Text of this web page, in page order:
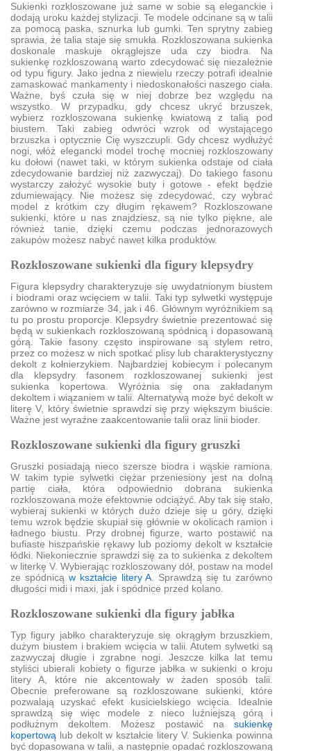
Sukienki rozkloszowane już same w sobie są eleganckie i
dodają uroku każdej stylizacji. Te modele odcinane są w talii
za pomocą paska, sznurka lub gumki. Ten sprytny zabieg
sprawia, że talia staje się smukła. Rozkloszowana sukienka
doskonale maskuje okrąglejsze uda czy biodra. Na
sukienkę rozkloszowaną warto zdecydować się niezależnie
od typu figury. Jako jedna z niewielu rzeczy potrafi idealnie
zamaskować mankamenty i niedoskonałości naszego ciała.
Ważne, byś czuła się w niej dobrze bez względu na
wszystko. W przypadku, gdy chcesz ukryć brzuszek,
wybierz rozkloszowana sukienkę kwiatową z talią pod
biustem. Taki zabieg odwróci wzrok od wystającego
brzuszka i optycznie Cię wyszczupli. Gdy chcesz wydłużyć
nogi, włóż elegancki model trochę mocniej rozkloszowany
ku dołowi (nawet taki, w którym sukienka odstaje od ciała
zdecydowanie bardziej niż zazwyczaj). Do takiego fasonu
wystarczy założyć wysokie buty i gotowe - efekt będzie
zdumiewający. Nie możesz się zdecydować, czy wybrać
model z krótkim czy długim rękawem? Rozkloszowane
sukienki, które u nas znajdziesz, są nie tylko piękne, ale
również tanie, dzięki czemu podczas jednorazowych
zakupów możesz nabyć nawet kilka produktów.
Rozkloszowane sukienki dla figury klepsydry
Figura klepsydry charakteryzuje się uwydatnionym biustem
i biodrami oraz wcięciem w talii. Taki typ sylwetki występuje
zarówno w rozmiarze 34, jak i 46. Głównym wyróżnikiem są
tu po prostu proporcje. Klepsydry świetnie prezentować się
będą w sukienkach rozkloszowaną spódnicą i dopasowaną
górą. Takie fasony często inspirowane są stylem retro,
przez co możesz w nich spotkać plisy lub charakterystyczny
dekolt z kołnierzykiem. Najbardziej kobiecym i polecanym
dla klepsydry fasonem rozkloszowanej sukienki jest
sukienka kopertowa. Wyróżnia się ona zakładanym
dekoltem i wiązaniem w talii. Alternatywą może być dekolt w
literę V, który świetnie sprawdzi się przy większym biuście.
Ważne jest wyraźne zaakcentowanie talii oraz linii bioder.
Rozkloszowane sukienki dla figury gruszki
Gruszki posiadają nieco szersze biodra i wąskie ramiona.
W takim typie sylwetki ciężar przeniesiony jest na dolną
partię ciała, która odpowiednio dobrana sukienka
rozkloszowana może efektownie odciążyć. Aby tak się stało,
wybieraj sukienki w których dużo dzieje się u góry, dzięki
temu wzrok będzie skupiał się głównie w okolicach ramion i
ładnego biustu. Przy drobnej figurze, warto postawić na
bufiaste hiszpańskie rękawy lub poziomy dekolt w kształcie
łódki. Niekoniecznie sprawdzi się za to sukienka z dekoltem
w literkę V. Wybierając rozkloszowany dół, postaw na model
ze spódnicą w kształcie litery A . Sprawdzą się tu zarówno
długości midi i maxi, jak i spódnice przed kolano.
Rozkloszowane sukienki dla figury jabłka
Typ figury jabłko charakteryzuje się okrągłym brzuszkiem,
dużym biustem i brakiem wcięcia w talii. Atutem sylwetki są
zazwyczaj długie i zgrabne nogi. Jeszcze kilka lat temu
styliści ubierali kobiety o figurze jabłka w sukienki o kroju
litery A, które nie akcentowały w żaden sposób talii.
Obecnie preferowane są rozkloszowane sukienki, które
pozwalają uzyskać efekt kusicielskiego wcięcia. Idealnie
sprawdzą się więc modele z nieco luźniejszą górą i
podłużnym dekoltem. Możesz postawić na sukienkę
kopertową lub dekolt w kształcie litery V. Sukienka powinna
być dopasowana w talii, a następnie opadać rozkloszowaną